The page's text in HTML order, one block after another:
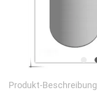
Produkt-Beschreibung